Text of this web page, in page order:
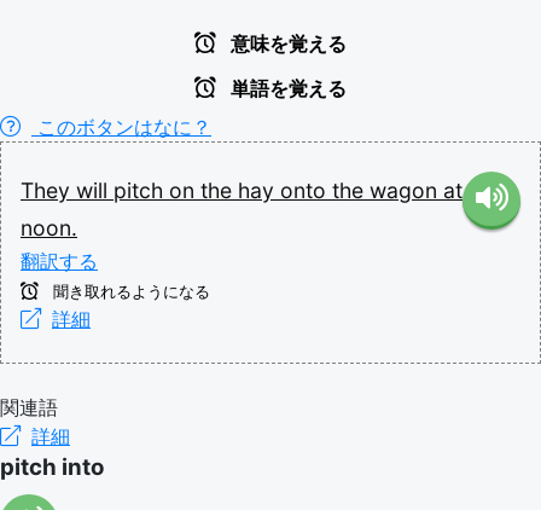
意味を覚える
単語を覚える
このボタンはなに？
They will pitch on the hay onto the wagon at
noon.
翻訳する
聞き取れるようになる
詳細
関連語
詳細
pitch into